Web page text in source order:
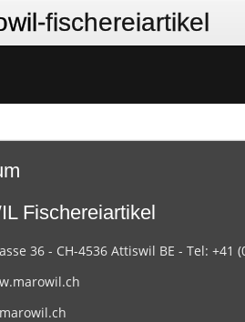
-fischereiartikel
Fischereiartikel
36 - CH-4536 Attiswil BE - Tel: +41